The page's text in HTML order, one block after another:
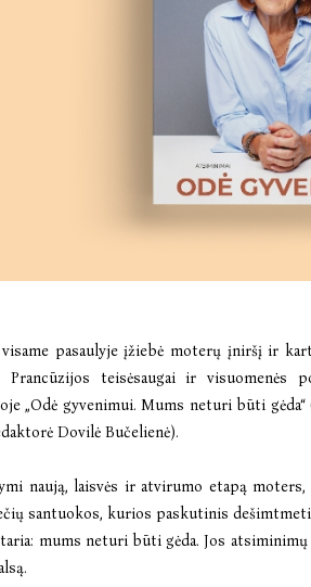
pasaulyje įžiebė moterų įniršį ir
Prancūzijos teisėsaugai ir
„Odė gyvenimui. Mums neturi būti
Dovilė Bučelienė).
naują, laisvės ir atvirumo etapą
santuokos, kurios paskutinis
mums neturi būti gėda. Jos